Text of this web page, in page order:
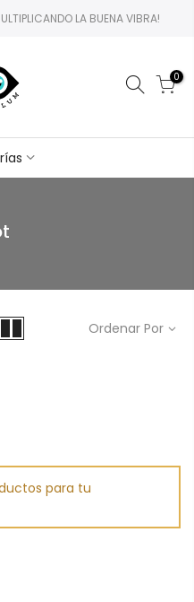
LA BUENA VIBRA!
0
Ordenar Por
para tu